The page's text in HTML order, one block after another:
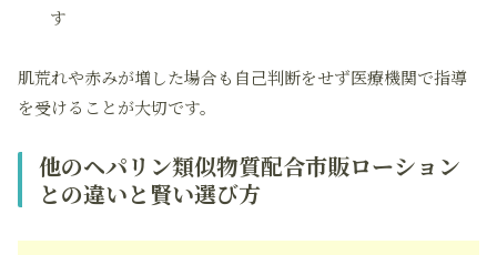
す
肌荒れや赤みが増した場合も自己判断をせず医療機関で指導
を受けることが大切です。
他のヘパリン類似物質配合市販ローション
との違いと賢い選び方